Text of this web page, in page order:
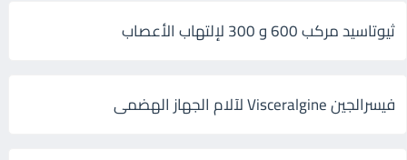
ثيوتاسيد مركب 600 و 300 لإلتهاب الأعصاب
فيسرالجين Visceralgine لآلام الجهاز الهضمى